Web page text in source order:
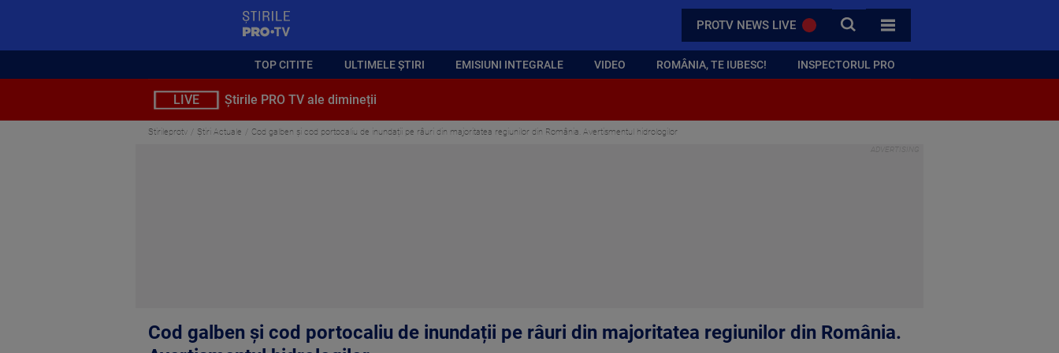
PROTV NEWS LIVE CAUTA
TOATE CATEGORIILE
TOP CITITE ULTIMELE ȘTIRI EMISIUNI INTEGRALE VIDEO ROMÂNIA, TE IUBESC! INSPECTORUL PRO
LIVE Știrile PRO TV ale dimineții
Stirileprotv Știri Actuale Cod galben şi cod portocaliu de inundații pe râuri din majoritatea regiunilor din România. Avertismentul hidrologilor
Cod galben şi cod portocaliu de inundații pe râuri din majoritatea regiunilor din România.